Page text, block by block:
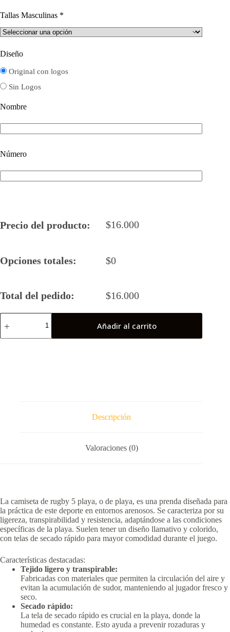
Tallas Masculinas *
Diseño
Original con logos
Sin Logos
Nombre
Número
Precio del producto: $16.000
Opciones totales: $0
Total del pedido: $16.000
Camiseta
Rugby
Añadir al carrito
Descripción
Valoraciones (0)
La camiseta de rugby 5 playa, o de playa, es una prenda diseñada para
la práctica de este deporte en entornos arenosos. Se caracteriza por su
ligereza, transpirabilidad y resistencia, adaptándose a las condiciones
específicas de la playa. Suelen tener un diseño llamativo y colorido,
con telas de secado rápido para mayor comodidad durante el juego.
Características destacadas:
Tejido ligero y transpirable:
Fabricadas con materiales que permiten la circulación del aire y
evitan la acumulación de sudor, manteniendo al jugador fresco y
seco.
Secado rápido:
La tela de secado rápido es crucial en la playa, donde la
humedad es constante. Esto ayuda a prevenir rozaduras y